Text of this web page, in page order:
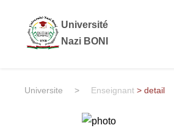
Université
Nazi BONI
Universite > Enseignant > detail